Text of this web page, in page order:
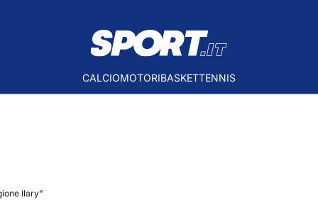
CALCIOMOTORIBASKETTENNIS
Ilary”